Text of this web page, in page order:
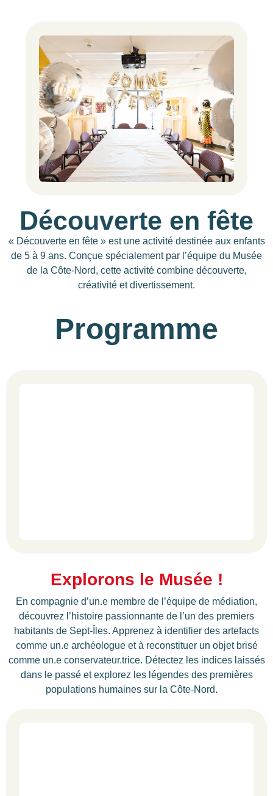
Découverte en fête
« Découverte en fête » est une activité destinée aux enfants
de 5 à 9 ans. Conçue spécialement par l’équipe du Musée
de la Côte-Nord, cette activité combine découverte,
créativité et divertissement.
Programme
Explorons le Musée !
En compagnie d’un.e membre de l’équipe de médiation,
découvrez l’histoire passionnante de l’un des premiers
habitants de Sept-Îles. Apprenez à identifier des artefacts
comme un.e archéologue et à reconstituer un objet brisé
comme un.e conservateur.trice. Détectez les indices laissés
dans le passé et explorez les légendes des premières
populations humaines sur la Côte-Nord.